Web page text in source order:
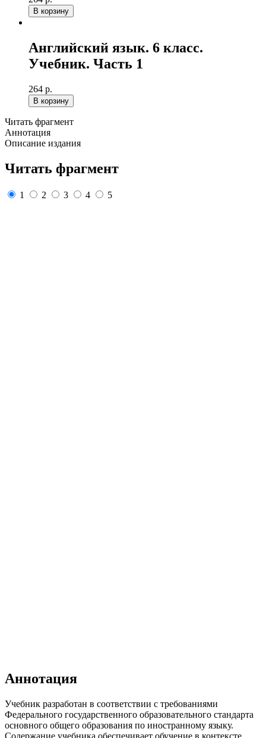
В корзину
Английский язык. 6 класс.
Учебник. Часть 1
264 р.
В корзину
Читать фрагмент
Аннотация
Описание издания
Читать фрагмент
1 2 3 4 5
Аннотация
Учебник разработан в соответствии с требованиями
Федерального государственного образовательного стандарта
основного общего образования по иностранному языку.
Содержание учебника обеспечивает обучение в контексте